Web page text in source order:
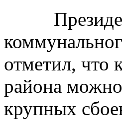
отметил, что
района
крупных